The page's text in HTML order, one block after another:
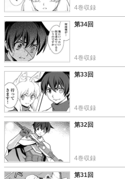
4巻収録
この話を読む
第34回
4巻収録
この話を読む
第33回
4巻収録
この話を読む
第32回
4巻収録
第31回